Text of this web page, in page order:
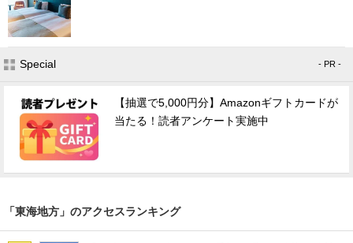
Special - PR -
【抽選で5,000円分】Amazonギフトカードが
当たる！読者アンケート実施中
「東海地方」のアクセスランキング